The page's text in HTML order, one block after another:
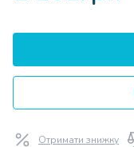
Отримати знижку